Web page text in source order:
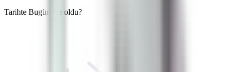
Tarihte Bugün
Ne oldu?